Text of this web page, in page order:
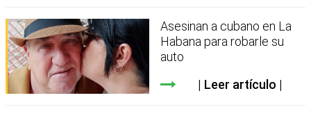
Asesinan a cubano en La
Habana para robarle su
auto
Leer artículo